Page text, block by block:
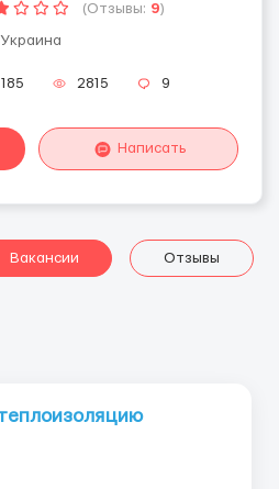
(Отзывы: 9)
Украина
185 2815 9
Написать
Вакансии Отзывы